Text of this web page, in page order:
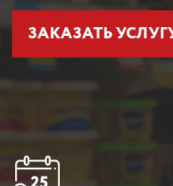
ЗАКАЗАТЬ